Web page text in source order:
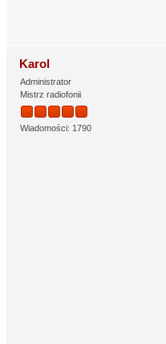
Karol
Administrator
Mistrz radiofonii
Wiadomości: 1790